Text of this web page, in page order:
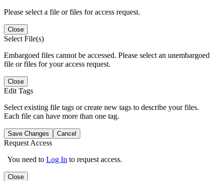
Please select a file or files for access request.
Close
Select File(s)
Embargoed files cannot be accessed. Please select an unembargoed
file or files for your access request.
Close
Edit Tags
Select existing file tags or create new tags to describe your files.
Each file can have more than one tag.
Save Changes Cancel
Request Access
You need to Log In to request access.
Close